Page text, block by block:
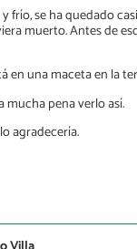
frío, se ha quedado
muerto. Antes de
en una maceta en la
mucha pena verlo así.
agradecería.